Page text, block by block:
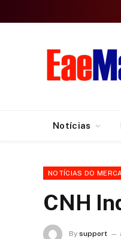
Notícias
NOTÍCIAS DO
CNH
By support